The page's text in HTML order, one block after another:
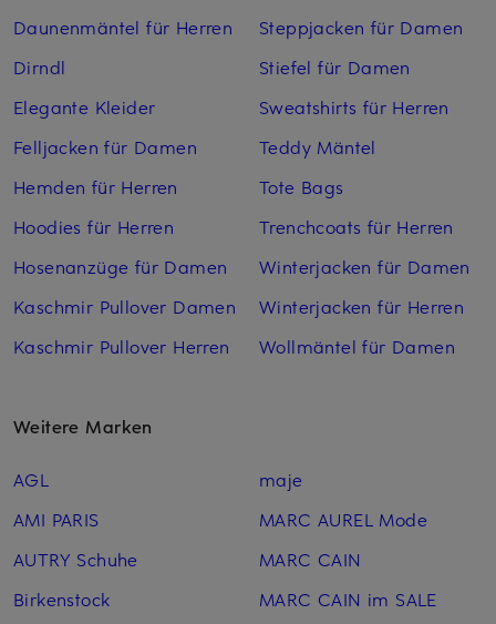
Daunenmäntel für Herren
Dirndl
Elegante Kleider
Felljacken für Damen
Hemden für Herren
Hoodies für Herren
Hosenanzüge für Damen
Kaschmir Pullover Damen
Kaschmir Pullover Herren
Steppjacken für Damen
Stiefel für Damen
Sweatshirts für Herren
Teddy Mäntel
Tote Bags
Trenchcoats für Herren
Winterjacken für Damen
Winterjacken für Herren
Wollmäntel für Damen
Weitere Marken
AGL
AMI PARIS
AUTRY Schuhe
Birkenstock
maje
MARC AUREL Mode
MARC CAIN
MARC CAIN im SALE